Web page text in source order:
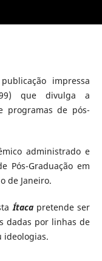
impressa
que divulga a
programas de pós-
administrado e
Pós-Graduação em
de Janeiro.
Ítacapretende ser
dadas por linhas de
ideologias.